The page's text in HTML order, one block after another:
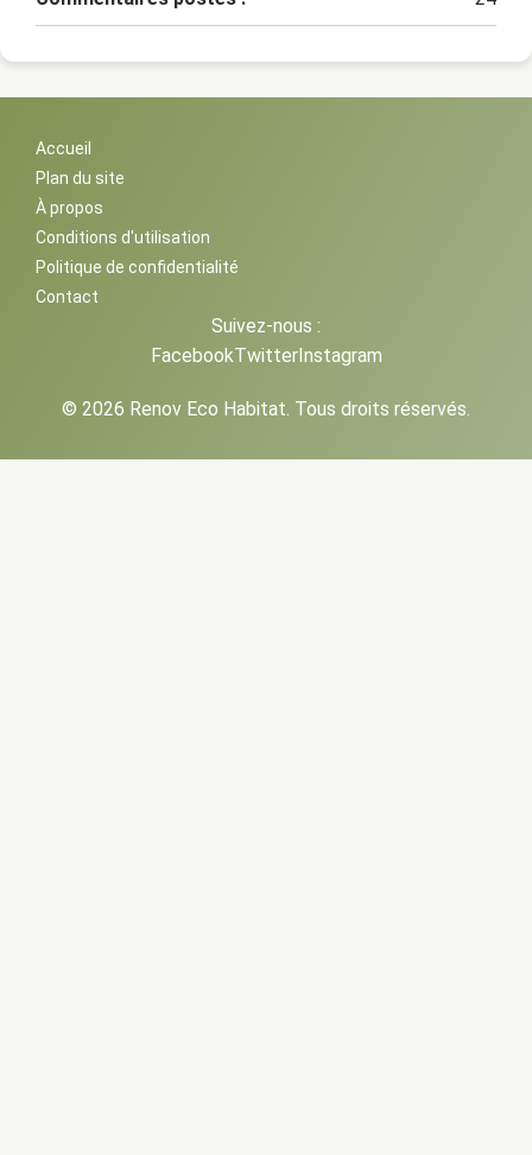
Accueil
Plan du site
À propos
Conditions d'utilisation
Politique de confidentialité
Contact
Suivez-nous :
FacebookTwitterInstagram
© 2026 Renov Eco Habitat. Tous droits réservés.